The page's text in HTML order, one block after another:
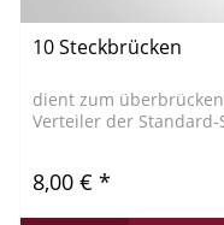
10 Steckbrücken
dient zum
Verteiler der Standard-
8,00 € *